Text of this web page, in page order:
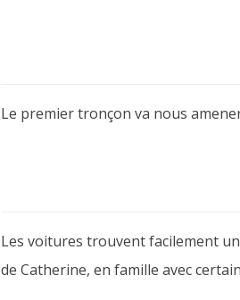
Le premier tronçon va nous
Les voitures trouvent facilement
de Catherine, en famille avec